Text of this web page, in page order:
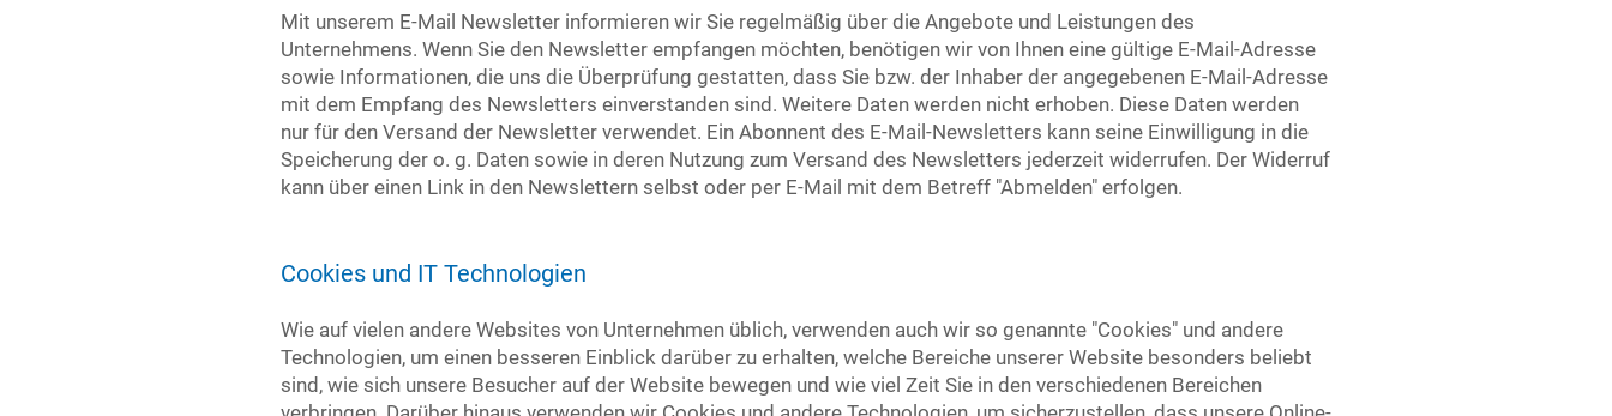
Mit unserem E-Mail Newsletter informieren wir Sie regelmäßig über die Angebote und Leistungen des
Unternehmens. Wenn Sie den Newsletter empfangen möchten, benötigen wir von Ihnen eine gültige E-Mail-Adresse
sowie Informationen, die uns die Überprüfung gestatten, dass Sie bzw. der Inhaber der angegebenen E-Mail-Adresse
mit dem Empfang des Newsletters einverstanden sind. Weitere Daten werden nicht erhoben. Diese Daten werden
nur für den Versand der Newsletter verwendet. Ein Abonnent des E-Mail-Newsletters kann seine Einwilligung in die
Speicherung der o. g. Daten sowie in deren Nutzung zum Versand des Newsletters jederzeit widerrufen. Der Widerruf
kann über einen Link in den Newslettern selbst oder per E-Mail mit dem Betreff "Abmelden" erfolgen.
Cookies und IT Technologien
Wie auf vielen andere Websites von Unternehmen üblich, verwenden auch wir so genannte "Cookies" und andere
Technologien, um einen besseren Einblick darüber zu erhalten, welche Bereiche unserer Website besonders beliebt
sind, wie sich unsere Besucher auf der Website bewegen und wie viel Zeit Sie in den verschiedenen Bereichen